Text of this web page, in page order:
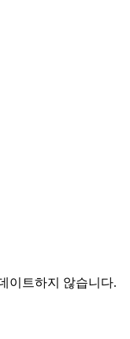
이트하지 않습니다.